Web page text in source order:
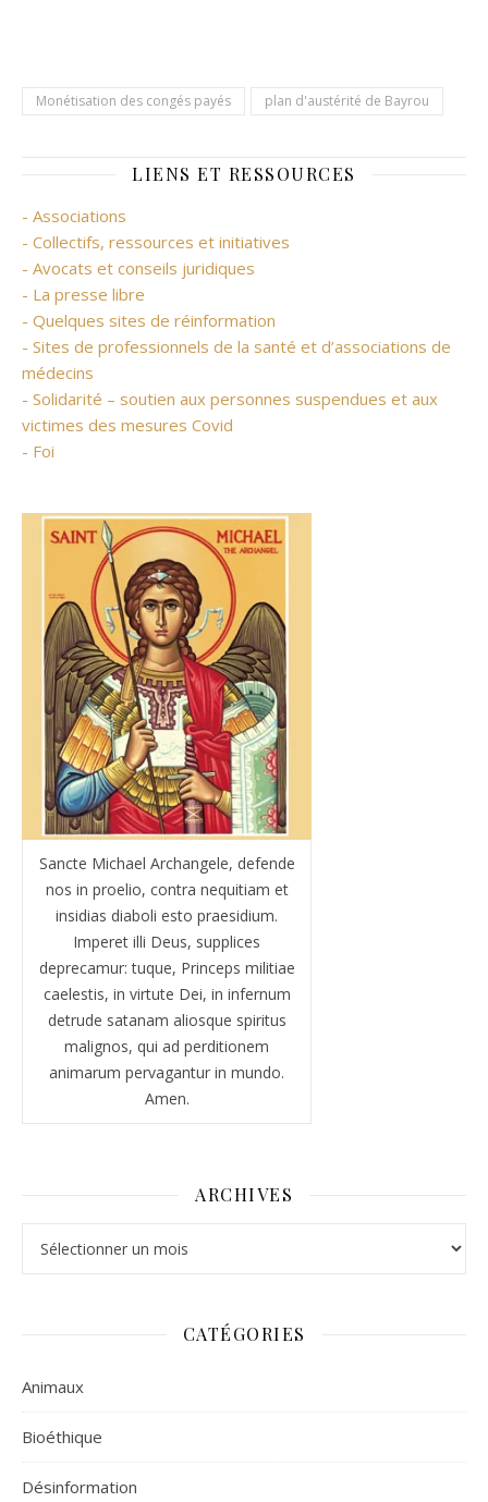
Monétisation des congés payés plan d'austérité de Bayrou
LIENS ET RESSOURCES
- Associations
- Collectifs, ressources et initiatives
- Avocats et conseils juridiques
- La presse libre
- Quelques sites de réinformation
- Sites de professionnels de la santé et d’associations de
médecins
- Solidarité – soutien aux personnes suspendues et aux
victimes des mesures Covid
- Foi
Sancte Michael Archangele, defende
nos in proelio, contra nequitiam et
insidias diaboli esto praesidium.
Imperet illi Deus, supplices
deprecamur: tuque, Princeps militiae
caelestis, in virtute Dei, in infernum
detrude satanam aliosque spiritus
malignos, qui ad perditionem
animarum pervagantur in mundo.
Amen.
ARCHIVES
CATÉGORIES
Animaux
Bioéthique
Désinformation